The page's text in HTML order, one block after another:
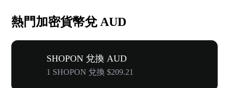
熱門加密貨幣兌 AUD
SHOPON 兌換 AUD
1 SHOPON 兌換 $209.21